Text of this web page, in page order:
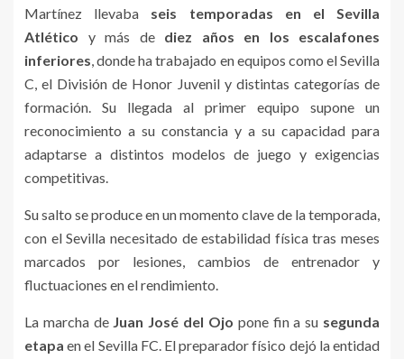
Martínez llevaba seis temporadas en el Sevilla
Atlético y más de diez años en los escalafones
inferiores, donde ha trabajado en equipos como el Sevilla
C, el División de Honor Juvenil y distintas categorías de
formación. Su llegada al primer equipo supone un
reconocimiento a su constancia y a su capacidad para
adaptarse a distintos modelos de juego y exigencias
competitivas.
Su salto se produce en un momento clave de la temporada,
con el Sevilla necesitado de estabilidad física tras meses
marcados por lesiones, cambios de entrenador y
fluctuaciones en el rendimiento.
La marcha de Juan José del Ojo pone fin a su segunda
etapa en el Sevilla FC. El preparador físico dejó la entidad